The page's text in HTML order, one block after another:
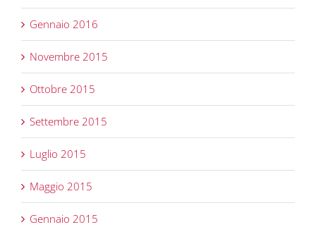
Gennaio 2016
Novembre 2015
Ottobre 2015
Settembre 2015
Luglio 2015
Maggio 2015
Gennaio 2015